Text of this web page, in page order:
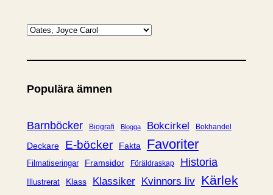
K
t
g
r
Populära ämnen
Barnböcker Biografi Blogga Bokcirkel Bokhandel
Deckare E-böcker Fakta Favoriter
Filmatiseringar Framsidor Föräldraskap Historia
Illustrerat Klass Klassiker Kvinnors liv Kärlek